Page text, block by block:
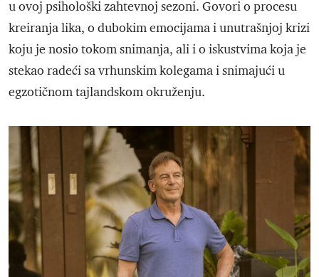
u ovoj psihološki zahtevnoj sezoni. Govori o procesu
kreiranja lika, o dubokim emocijama i unutrašnjoj krizi
koju je nosio tokom snimanja, ali i o iskustvima koja je
stekao radeći sa vrhunskim kolegama i snimajući u
egzotičnom tajlandskom okruženju.